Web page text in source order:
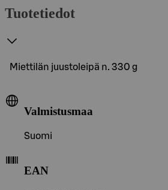
Tuotetiedot
Miettilän juustoleipä n. 330 g
Valmistusmaa
Suomi
EAN